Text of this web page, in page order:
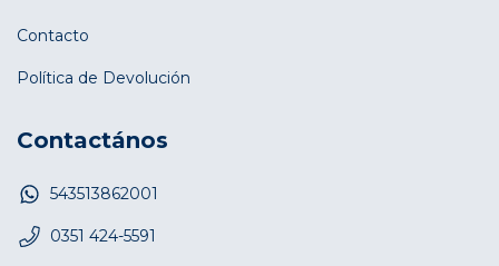
Contacto
Política de Devolución
Contactános
543513862001
0351 424-5591